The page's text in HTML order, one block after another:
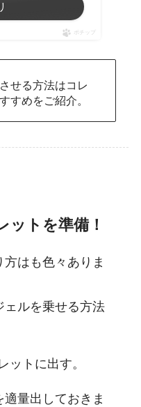
ポチップ
せる方法はコレ
すめをご紹介。
ットを準備！
はも色々ありま
ェルを乗せる方法
量出しておきま